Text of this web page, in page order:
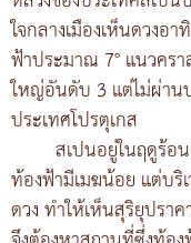
ใจกลางเมืองเห็นดวงอ
ฟ้าประมาณ 7° แนวครา
ใหญ่อันดับ 3 แต่ไม่ผ่าน
ประเทศโปรตุเกส
สเปนอยู่ในฤดูร้อ
ท้องฟ้ามีเมฆน้อย แต่บ
ดวง ทำให้เห็นสุริยุปรา